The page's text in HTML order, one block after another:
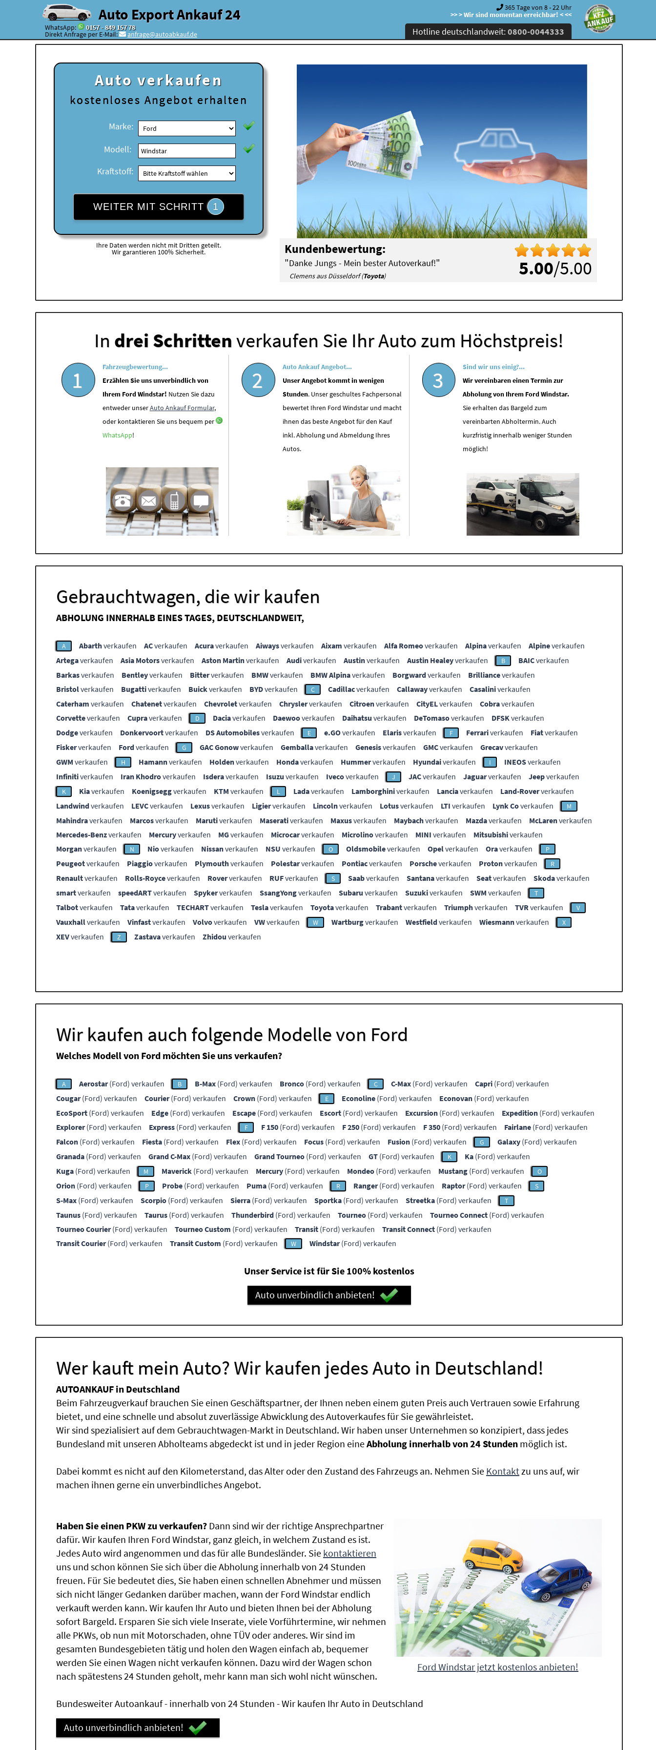
Auto Export Ankauf 24
WhatsApp: 0157 - 849 157 78
Direkt Anfrage per E-Mail: anfrage@autoabkauf.de
365 Tage von 8 - 22 Uhr
>> > Wir sind momentan erreichbar! < <<
Hotline deutschlandweit:0800-0044333
Auto verkaufen
kostenloses Angebot erhalten
Marke:
Modell:
Kraftstoff:
WEITER MIT SCHRITT 1
Ihre Daten werden nicht mit Dritten geteilt.
Wir garantieren 100% Sicherheit.
5.00/5.00
Kundenbewertung:
"Danke Jungs - Mein bester Autoverkauf!"
Clemens aus Düsseldorf (Toyota)
In drei Schrittenverkaufen Sie Ihr Auto zum Höchstpreis!
1
Fahrzeugbewertung...
Erzählen Sie uns unverbindlich von
Ihrem Ford Windstar! Nutzen Sie dazu
entweder unserAuto Ankauf Formular,
oder kontaktieren Sie uns bequem per
WhatsApp!
2
Auto Ankauf Angebot...
Unser Angebot kommt in wenigen
Stunden. Unser geschultes Fachpersonal
bewertet Ihren Ford Windstar und macht
ihnen das beste Angebot für den Kauf
inkl. Abholung und Abmeldung Ihres
Autos.
3
Sind wir uns einig?...
Wir vereinbaren einen Termin zur
Abholung von Ihrem Ford Windstar.
Sie erhalten das Bargeld zum
vereinbarten Abholtermin. Auch
kurzfristig innerhalb weniger Stunden
möglich!
Gebrauchtwagen, die wir kaufen
ABHOLUNG INNERHALB EINES TAGES, DEUTSCHLANDWEIT,
A Abarthverkaufen ACverkaufen Acuraverkaufen Aiwaysverkaufen Aixam verkaufen Alfa Romeoverkaufen Alpinaverkaufen Alpineverkaufen
Artegaverkaufen Asia Motorsverkaufen Aston Martinverkaufen Audiverkaufen Austinverkaufen Austin Healeyverkaufen B BAICverkaufen
Barkasverkaufen Bentleyverkaufen Bitterverkaufen BMWverkaufen BMW Alpinaverkaufen Borgwardverkaufen Brillianceverkaufen
Bristolverkaufen Bugattiverkaufen Buickverkaufen BYDverkaufen C Cadillacverkaufen Callawayverkaufen Casaliniverkaufen
Caterham verkaufen Chatenetverkaufen Chevroletverkaufen Chryslerverkaufen Citroenverkaufen CityELverkaufen Cobraverkaufen
Corvetteverkaufen Cupraverkaufen D Daciaverkaufen Daewooverkaufen Daihatsu verkaufen DeTomasoverkaufen DFSKverkaufen
Dodgeverkaufen Donkervoortverkaufen DS Automobilesverkaufen E e.GOverkaufen Elarisverkaufen F Ferrariverkaufen Fiatverkaufen
Fiskerverkaufen Fordverkaufen G GAC Gonowverkaufen Gemballaverkaufen Genesisverkaufen GMCverkaufen Grecavverkaufen
GWM verkaufen H Hamannverkaufen Holdenverkaufen Hondaverkaufen Hummerverkaufen Hyundaiverkaufen I INEOSverkaufen
Infinitiverkaufen Iran Khodroverkaufen Isderaverkaufen Isuzu verkaufen Ivecoverkaufen J JACverkaufen Jaguarverkaufen Jeepverkaufen
K Kiaverkaufen Koenigseggverkaufen KTM verkaufen L Ladaverkaufen Lamborghiniverkaufen Lanciaverkaufen Land-Roververkaufen
Landwindverkaufen LEVCverkaufen Lexusverkaufen Ligierverkaufen Lincolnverkaufen Lotusverkaufen LTI verkaufen Lynk Coverkaufen M
Mahindraverkaufen Marcosverkaufen Marutiverkaufen Maserativerkaufen Maxusverkaufen Maybachverkaufen Mazdaverkaufen McLarenverkaufen
Mercedes-Benzverkaufen Mercuryverkaufen MGverkaufen Microcarverkaufen Microlinoverkaufen MINI verkaufen Mitsubishiverkaufen
Morganverkaufen N Nioverkaufen Nissanverkaufen NSU verkaufen O Oldsmobileverkaufen Opelverkaufen Oraverkaufen P
Peugeotverkaufen Piaggioverkaufen Plymouthverkaufen Polestarverkaufen Pontiacverkaufen Porscheverkaufen Protonverkaufen R
Renaultverkaufen Rolls-Royceverkaufen Roververkaufen RUFverkaufen S Saabverkaufen Santanaverkaufen Seatverkaufen Skodaverkaufen
smartverkaufen speedARTverkaufen Spykerverkaufen SsangYongverkaufen Subaru verkaufen Suzukiverkaufen SWM verkaufen T
Talbotverkaufen Tataverkaufen TECHARTverkaufen Teslaverkaufen Toyotaverkaufen Trabantverkaufen Triumphverkaufen TVRverkaufen V
Vauxhallverkaufen Vinfastverkaufen Volvoverkaufen VWverkaufen W Wartburgverkaufen Westfieldverkaufen Wiesmannverkaufen X
XEVverkaufen Z Zastavaverkaufen Zhidou verkaufen
Wir kaufen auch folgende Modelle von Ford
Welches Modell von Ford möchten Sie uns verkaufen?
A Aerostar(Ford) verkaufen B B-Max (Ford) verkaufen Bronco (Ford) verkaufen C C-Max (Ford) verkaufen Capri (Ford) verkaufen
Cougar(Ford) verkaufen Courier(Ford) verkaufen Crown (Ford) verkaufen E Econoline (Ford) verkaufen Econovan (Ford) verkaufen
EcoSport (Ford) verkaufen Edge (Ford) verkaufen Escape (Ford) verkaufen Escort (Ford) verkaufen Excursion (Ford) verkaufen Expedition (Ford) verkaufen
Explorer(Ford) verkaufen Express (Ford) verkaufen F F 150 (Ford) verkaufen F 250 (Ford) verkaufen F 350 (Ford) verkaufen Fairlane (Ford) verkaufen
Falcon (Ford) verkaufen Fiesta (Ford) verkaufen Flex (Ford) verkaufen Focus (Ford) verkaufen Fusion (Ford) verkaufen G Galaxy (Ford) verkaufen
Granada (Ford) verkaufen Grand C-Max (Ford) verkaufen Grand Tourneo (Ford) verkaufen GT (Ford) verkaufen K Ka (Ford) verkaufen
Kuga (Ford) verkaufen M Maverick (Ford) verkaufen Mercury (Ford) verkaufen Mondeo (Ford) verkaufen Mustang (Ford) verkaufen O
Orion (Ford) verkaufen P Probe (Ford) verkaufen Puma (Ford) verkaufen R Ranger(Ford) verkaufen Raptor(Ford) verkaufen S
S-Max (Ford) verkaufen Scorpio (Ford) verkaufen Sierra (Ford) verkaufen Sportka (Ford) verkaufen Streetka (Ford) verkaufen T
Taunus (Ford) verkaufen Taurus (Ford) verkaufen Thunderbird (Ford) verkaufen Tourneo (Ford) verkaufen Tourneo Connect (Ford) verkaufen
Tourneo Courier(Ford) verkaufen Tourneo Custom (Ford) verkaufen Transit (Ford) verkaufen Transit Connect (Ford) verkaufen
Transit Courier(Ford) verkaufen Transit Custom (Ford) verkaufen W Windstar(Ford) verkaufen
Unser Service ist für Sie 100% kostenlos
Auto unverbindlich anbieten!
Wer kauft mein Auto? Wir kaufen jedes Auto in Deutschland!
AUTOANKAUF in Deutschland
Beim Fahrzeugverkauf brauchen Sie einen Geschäftspartner, der Ihnen neben einem guten Preis auch Vertrauen sowie Erfahrung
bietet, und eine schnelle und absolut zuverlässige Abwicklung des Autoverkaufes für Sie gewährleistet.
Wir sind spezialisiert auf dem Gebrauchtwagen-Markt in Deutschland. Wir haben unser Unternehmen so konzipiert, dass jedes
Bundesland mit unseren Abholteams abgedeckt ist und in jeder Region eineAbholung innerhalb von 24 Stunden möglich ist.
Dabei kommt es nicht auf den Kilometerstand, das Alter oder den Zustand des Fahrzeugs an. Nehmen Sie Kontaktzu uns auf, wir
machen ihnen gerne ein unverbindliches Angebot.
Ford Windstar jetzt kostenlos anbieten!
Haben Sie einen PKW zu verkaufen? Dann sind wir der richtige Ansprechpartner
dafür. Wir kaufen Ihren Ford Windstar, ganz gleich, in welchem Zustand es ist.
Jedes Auto wird angenommen und das für alle Bundesländer. Sie kontaktieren
uns und schon können Sie sich über die Abholung innerhalb von 24 Stunden
freuen. Für Sie bedeutet dies, Sie haben einen schnellen Abnehmer und müssen
sich nicht länger Gedanken darüber machen, wann der Ford Windstar endlich
verkauft werden kann. Wir kaufen Ihr Auto und bieten Ihnen bei der Abholung
sofort Bargeld. Ersparen Sie sich viele Inserate, viele Vorführtermine, wir nehmen
alle PKWs, ob nun mit Motorschaden, ohne TÜV oder anderes. Wir sind im
gesamten Bundesgebieten tätig und holen den Wagen einfach ab, bequemer
werden Sie einen Wagen nicht verkaufen können. Dazu wird der Wagen schon
nach spätestens 24 Stunden geholt, mehr kann man sich wohl nicht wünschen.
Bundesweiter Autoankauf - innerhalb von 24 Stunden - Wir kaufen Ihr Auto in Deutschland
Auto unverbindlich anbieten!